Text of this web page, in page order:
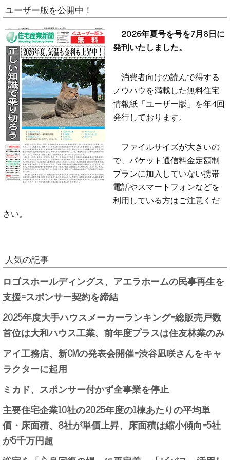
ユーザー版を公開中！
2026年夏号を号を7月8日に
発刊いたしました。
消費者向けの読んで得する
ノウハウを満載した無料住宅
情報紙「ユーザー版」を年4回
発行しております。
ファイルサイズが大きいの
で、パケット通信料金定額制
プランに加入していない携帯
電話やスマートフォンなどを
利用している方はご注意くだ
さい。
人気の記事
ロゴスホールディングス、アエラホームの民事再生を
支援=スポンサー契約を締結
2025年度大手ハウスメーカーランキング=総販売戸数
首位は大和ハウス工業、前年度プラスは住友林業のみ
アイ工務店、新CMの発表会開催=渋谷凪咲さんをキャ
ラクターに起用
ミカド、スポンサー付かず全事業を停止
主要住宅企業10社の2025年度の1棟あたりの平均単
価・床面積、8社が単価上昇、床面積は縮小傾向=5社
が5千万円超